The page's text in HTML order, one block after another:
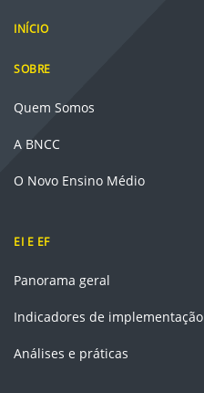
INÍCIO
SOBRE
Quem Somos
A BNCC
O Novo Ensino Médio
EI E EF
Panorama geral
Indicadores de implementação
Análises e práticas